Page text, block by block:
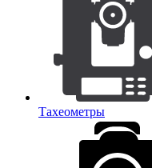
Тахеометры